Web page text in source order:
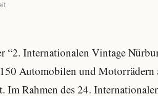
“2. Internationalen Vintage
Automobilen und Motorrädern
Im Rahmen des 24.